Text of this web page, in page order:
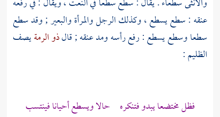
عنقه : سطع يسطع ، وكذلك الرجل والمرأة والبعير ; وقد سطع
سطعا وسطع يسطع : رفع رأسه ومد عنقه ; قالذو الرمةيصف
الظليم :
فظل مختضعا يبدو فتنكره حالا ويسطع أحيانا فينتسب